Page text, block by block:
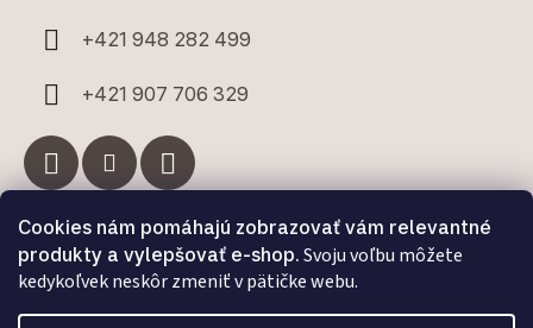
Cookies nám pomáhajú zobrazovať vám relevantné
produkty a vylepšovať e-shop. Svoju voľbu môžete
kedykoľvek neskôr zmeniť v pätičke webu.
+421 948 282 499
+421 907 706 329
Facebook